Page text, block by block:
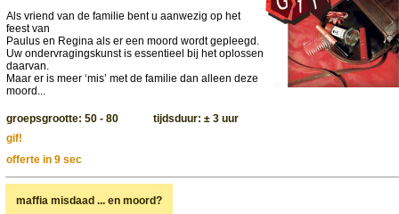
Als vriend van de familie bent u aanwezig op het
feest van
Paulus en Regina als er een moord wordt gepleegd.
Uw ondervragingskunst is essentieel bij het oplossen
daarvan.
Maar er is meer ‘mis’ met de familie dan alleen deze
moord...
groepsgrootte: 50 - 80 tijdsduur: ± 3 uur
gif!
offerte in 9 sec
maffia misdaad ... en moord?